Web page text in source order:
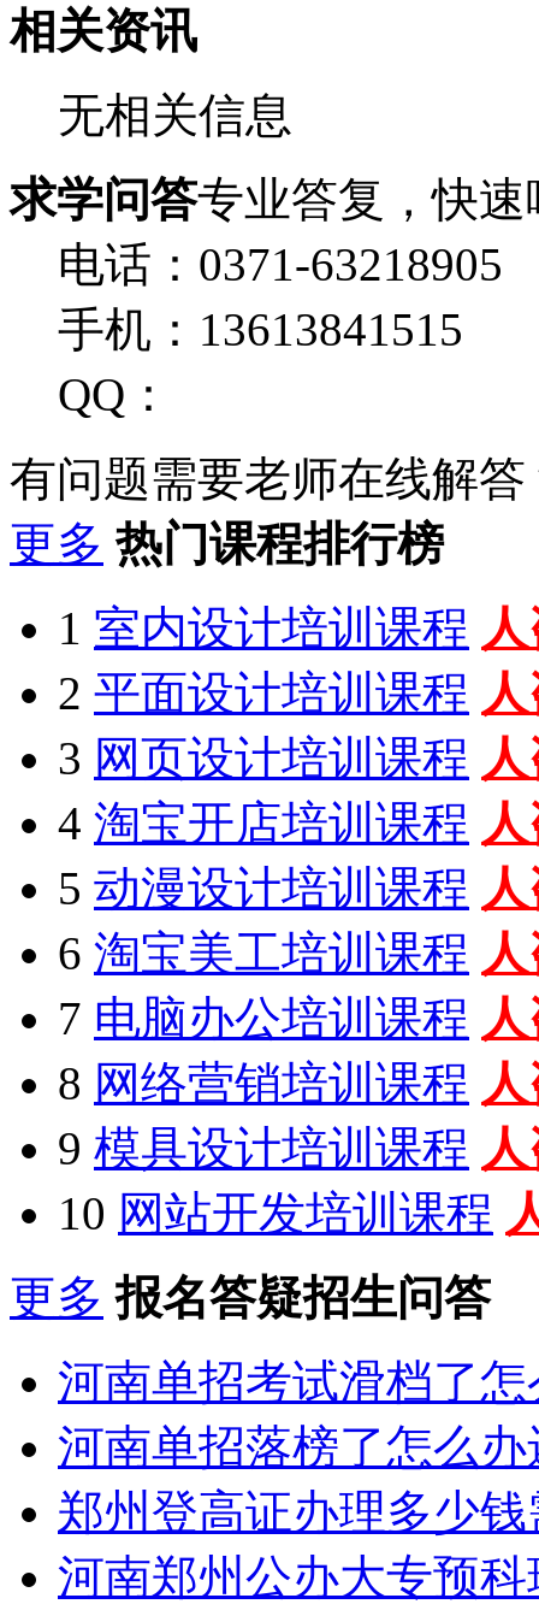
相关资讯
无相关信息
求学问答专业答复，快速
电话：0371-63218905
手机：13613841515
QQ：
有问题需要老师在线解答
更多 热门课程排行榜
1 室内设计培训课程
2 平面设计培训课程
3 网页设计培训课程
4 淘宝开店培训课程
5 动漫设计培训课程
6 淘宝美工培训课程
7 电脑办公培训课程
8 网络营销培训课程
9 模具设计培训课程
10 网站开发培训课程
更多 报名答疑招生问答
河南单招考试滑档了
河南单招落榜了怎么
郑州登高证办理多少
河南郑州公办大专预